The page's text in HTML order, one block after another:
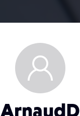
ArnaudD